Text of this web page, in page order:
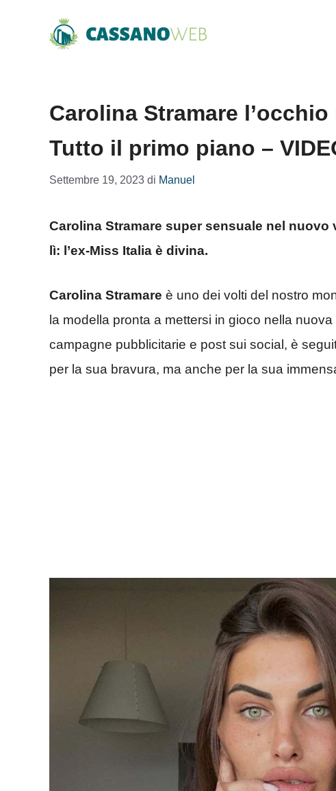
Carolina Stramare
Tutto il primo piano –
Settembre 19, 2023 di Manuel
Carolina Stramare super sensuale nel
lì: l’ex-Miss Italia è divina.
Carolina Stramare è uno dei volti del nostro
la modella pronta a mettersi in gioco nella
campagne pubblicitarie e post sui social, è
per la sua bravura, ma anche per la sua